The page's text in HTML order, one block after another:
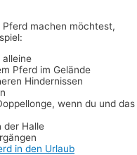
machen möchtest,
Pferd im Gelände
Hindernissen
wenn du und das
der Halle
in den Urlaub